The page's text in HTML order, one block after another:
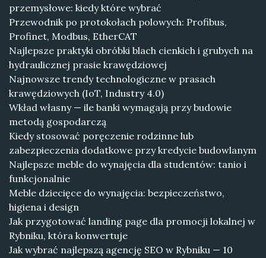
przemysłowe: kiedy które wybrać
Przewodnik po protokołach polowych: Profibus,
Profinet, Modbus, EtherCAT
Najlepsze praktyki obróbki blach cienkich i grubych na
hydraulicznej prasie krawędziowej
Najnowsze trendy technologiczne w prasach
krawędziowych (IoT, Industry 4.0)
Wkład własny — ile banki wymagają przy budowie
metodą gospodarczą
Kiedy stosować poręczenie rodzinne lub
zabezpieczenia dodatkowe przy kredycie budowlanym
Najlepsze meble do wynajęcia dla studentów: tanio i
funkcjonalnie
Meble dziecięce do wynajęcia: bezpieczeństwo,
higiena i design
Jak przygotować landing page dla promocji lokalnej w
Rybniku, która konwertuje
Jak wybrać najlepszą agencję SEO w Rybniku — 10